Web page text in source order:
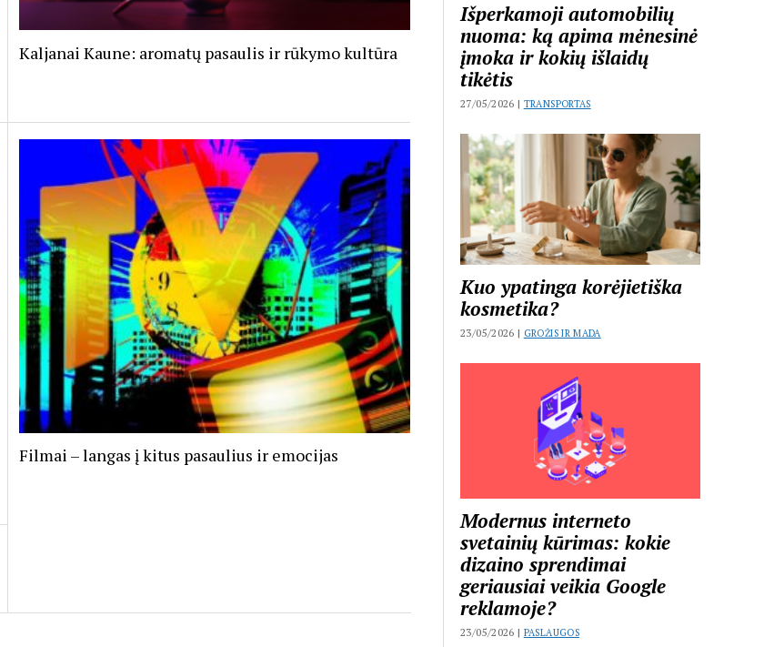
Kaljanai Kaune: aromatų pasaulis ir rūkymo kultūra
Filmai – langas į kitus pasaulius ir emocijas
Išperkamoji automobilių
nuoma: ką apima mėnesinė
įmoka ir kokių išlaidų
tikėtis
27/05/2026 | TRANSPORTAS
Kuo ypatinga korėjietiška
kosmetika?
23/05/2026 | GROŽIS IR MADA
Modernus interneto
svetainių kūrimas: kokie
dizaino sprendimai
geriausiai veikia Google
reklamoje?
23/05/2026 | PASLAUGOS